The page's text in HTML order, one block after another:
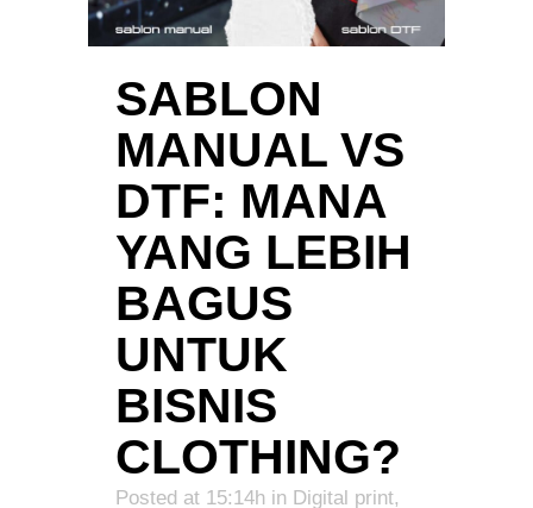
SABLON
MANUAL VS
DTF: MANA
YANG LEBIH
BAGUS
UNTUK
BISNIS
CLOTHING?
Posted at 15:14h in Digital print,